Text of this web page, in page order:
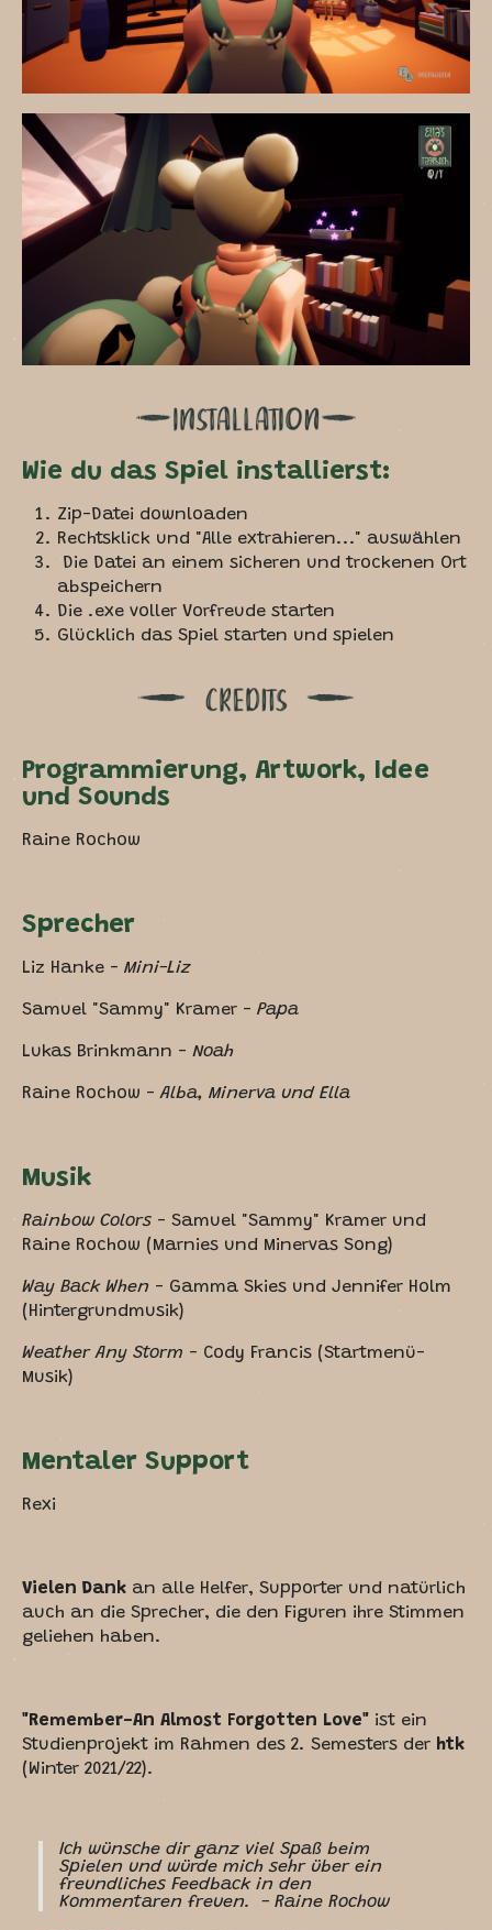
Wie du das Spiel installierst:
Zip-Datei downloaden
Rechtsklick und "Alle extrahieren..." auswählen
Die Datei an einem sicheren und trockenen Ort
abspeichern
Die .exe voller Vorfreude starten
Glücklich das Spiel starten und spielen
Programmierung, Artwork, Idee
und Sounds
Raine Rochow
Sprecher
Liz Hanke - Mini-Liz
Samuel "Sammy" Kramer - Papa
Lukas Brinkmann - Noah
Raine Rochow -Alba, Minerva und Ella
Musik
Rainbow Colors - Samuel "Sammy" Kramer und
Raine Rochow (Marnies und Minervas Song)
Way Back When - Gamma Skies und Jennifer Holm
(Hintergrundmusik)
Weather Any Storm - Cody Francis (Startmenü-
Musik)
Mentaler Support
Rexi
Vielen Dank an alle Helfer, Supporter und natürlich
auch an die Sprecher, die den Figuren ihre Stimmen
geliehen haben.
"Remember-An Almost Forgotten Love" ist ein
Studienprojekt im Rahmen des 2. Semesters der htk
(Winter 2021/22).
Ich wünsche dir ganz viel Spaß beim
Spielen und würde mich sehr über ein
freundliches Feedback in den
Kommentaren freuen. - Raine Rochow